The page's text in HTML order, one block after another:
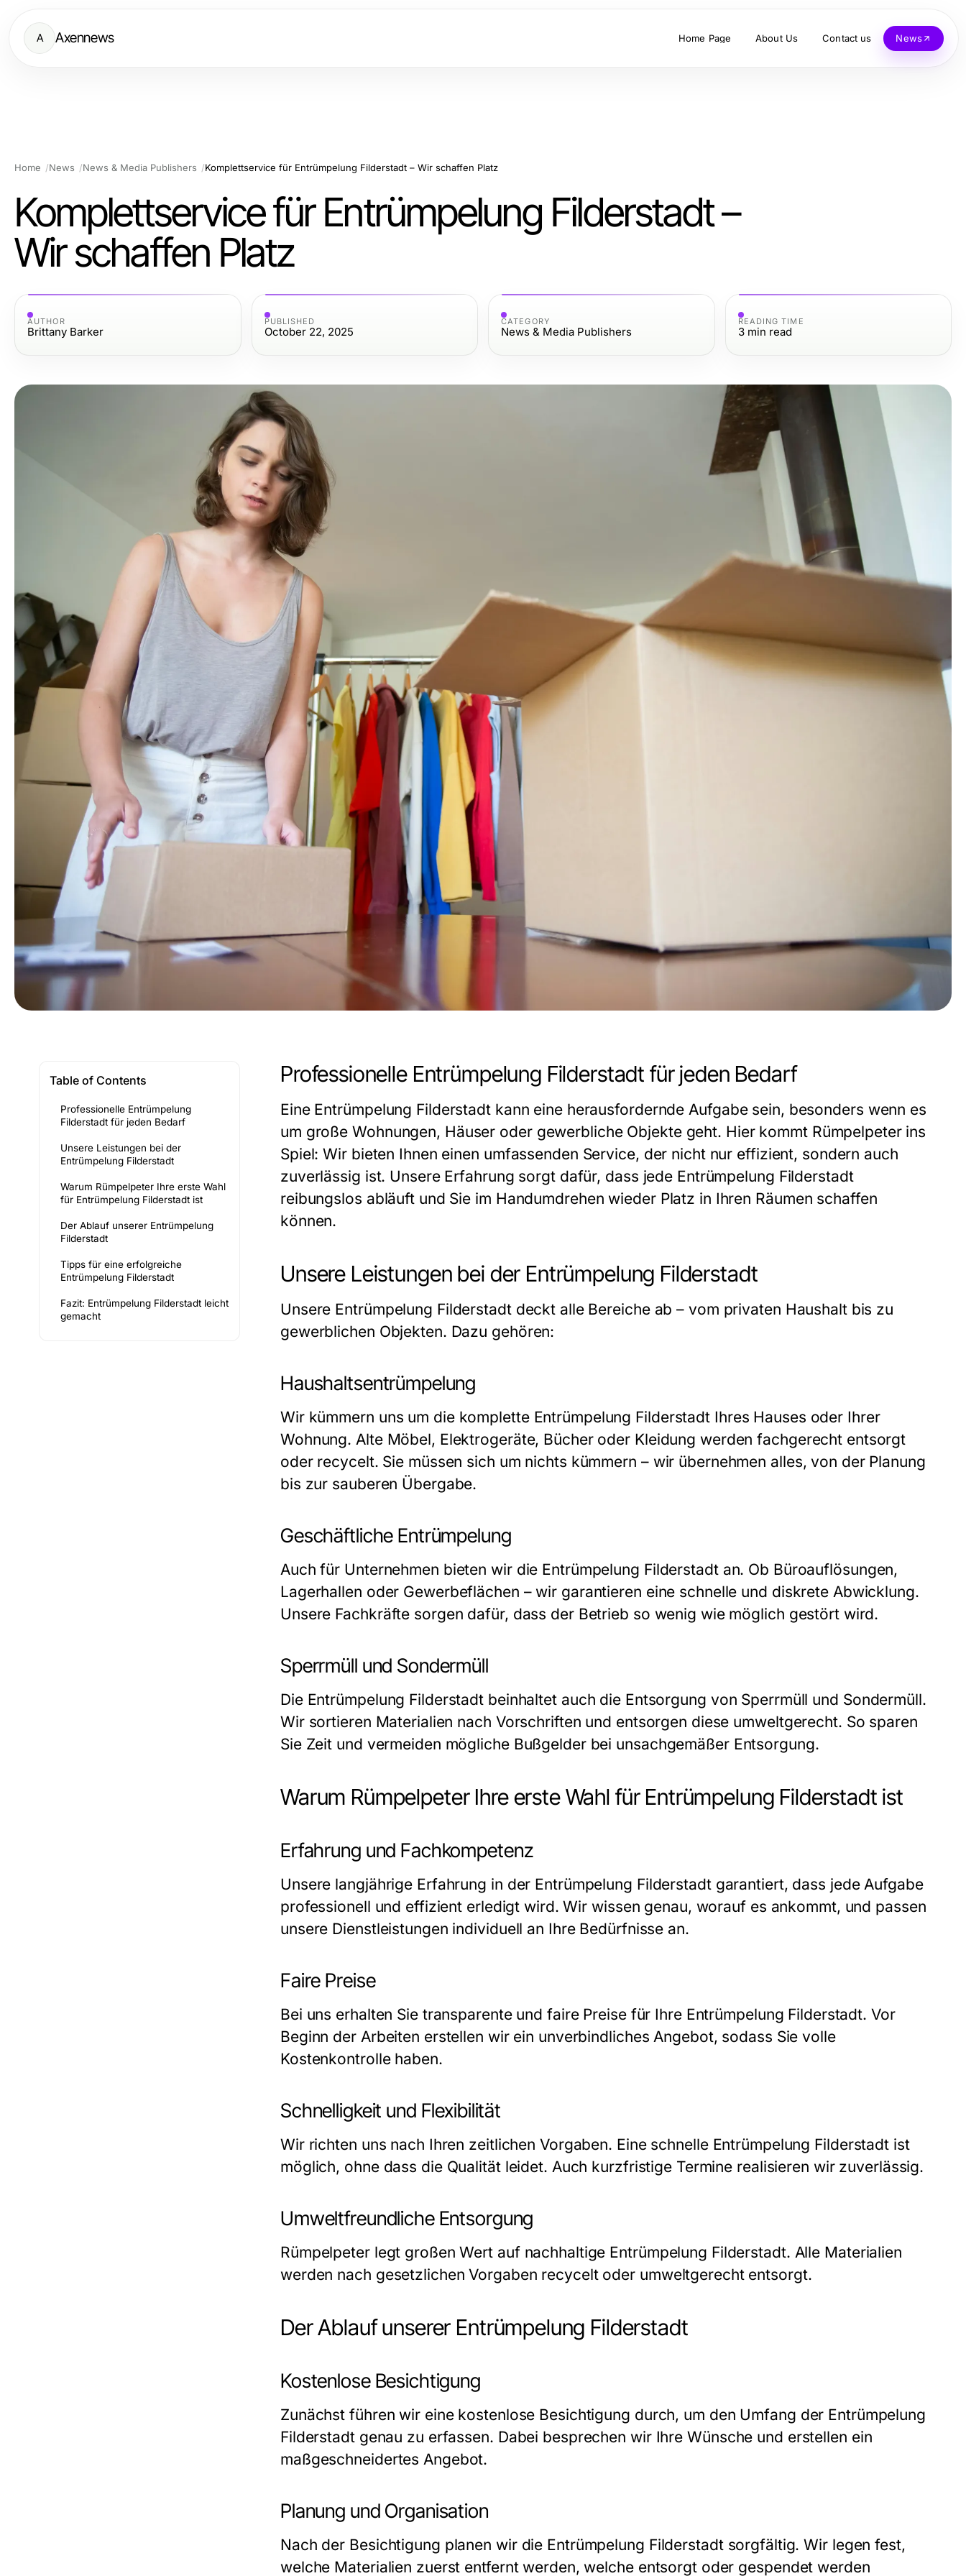
A Axennews Home Page About Us Contact us News
Home News News & Media Publishers Komplettservice für Entrümpelung Filderstadt – Wir schaffen Platz
Komplettservice für Entrümpelung Filderstadt –
Wir schaffen Platz
AUTHOR
Brittany Barker
PUBLISHED
October 22, 2025
CATEGORY
News & Media Publishers
READING TIME
3 min read
Table of Contents
Professionelle Entrümpelung
Filderstadt für jeden Bedarf
Unsere Leistungen bei der
Entrümpelung Filderstadt
Warum Rümpelpeter Ihre erste Wahl
für Entrümpelung Filderstadt ist
Der Ablauf unserer Entrümpelung
Filderstadt
Tipps für eine erfolgreiche
Entrümpelung Filderstadt
Fazit: Entrümpelung Filderstadt leicht
gemacht
Professionelle Entrümpelung Filderstadt für jeden Bedarf
Eine Entrümpelung Filderstadtkann eine herausfordernde Aufgabe sein, besonders wenn es
um große Wohnungen, Häuser oder gewerbliche Objekte geht. Hier kommt Rümpelpeter ins
Spiel: Wir bieten Ihnen einen umfassenden Service, der nicht nur effizient, sondern auch
zuverlässig ist. Unsere Erfahrung sorgt dafür, dass jede Entrümpelung Filderstadt
reibungslos abläuft und Sie im Handumdrehen wieder Platz in Ihren Räumen schaffen
können.
Unsere Leistungen bei der Entrümpelung Filderstadt
Unsere Entrümpelung Filderstadtdeckt alle Bereiche ab – vom privaten Haushalt bis zu
gewerblichen Objekten. Dazu gehören:
Haushaltsentrümpelung
Wir kümmern uns um die komplette Entrümpelung Filderstadt Ihres Hauses oder Ihrer
Wohnung. Alte Möbel, Elektrogeräte, Bücher oder Kleidung werden fachgerecht entsorgt
oder recycelt. Sie müssen sich um nichts kümmern – wir übernehmen alles, von der Planung
bis zur sauberen Übergabe.
Geschäftliche Entrümpelung
Auch für Unternehmen bieten wir die Entrümpelung Filderstadtan. Ob Büroauflösungen,
Lagerhallen oder Gewerbeflächen – wir garantieren eine schnelle und diskrete Abwicklung.
Unsere Fachkräfte sorgen dafür, dass der Betrieb so wenig wie möglich gestört wird.
Sperrmüll und Sondermüll
Die Entrümpelung Filderstadt beinhaltet auch die Entsorgung von Sperrmüll und Sondermüll.
Wir sortieren Materialien nach Vorschriften und entsorgen diese umweltgerecht. So sparen
Sie Zeit und vermeiden mögliche Bußgelder bei unsachgemäßer Entsorgung.
Warum Rümpelpeter Ihre erste Wahl für Entrümpelung Filderstadt ist
Erfahrung und Fachkompetenz
Unsere langjährige Erfahrung in der Entrümpelung Filderstadtgarantiert, dass jede Aufgabe
professionell und effizient erledigt wird. Wir wissen genau, worauf es ankommt, und passen
unsere Dienstleistungen individuell an Ihre Bedürfnisse an.
Faire Preise
Bei uns erhalten Sie transparente und faire Preise für Ihre Entrümpelung Filderstadt. Vor
Beginn der Arbeiten erstellen wir ein unverbindliches Angebot, sodass Sie volle
Kostenkontrolle haben.
Schnelligkeit und Flexibilität
Wir richten uns nach Ihren zeitlichen Vorgaben. Eine schnelle Entrümpelung Filderstadtist
möglich, ohne dass die Qualität leidet. Auch kurzfristige Termine realisieren wir zuverlässig.
Umweltfreundliche Entsorgung
Rümpelpeter legt großen Wert auf nachhaltige Entrümpelung Filderstadt. Alle Materialien
werden nach gesetzlichen Vorgaben recycelt oder umweltgerecht entsorgt.
Der Ablauf unserer Entrümpelung Filderstadt
Kostenlose Besichtigung
Zunächst führen wir eine kostenlose Besichtigung durch, um den Umfang der Entrümpelung
Filderstadtgenau zu erfassen. Dabei besprechen wir Ihre Wünsche und erstellen ein
maßgeschneidertes Angebot.
Planung und Organisation
Nach der Besichtigung planen wir die Entrümpelung Filderstadtsorgfältig. Wir legen fest,
welche Materialien zuerst entfernt werden, welche entsorgt oder gespendet werden